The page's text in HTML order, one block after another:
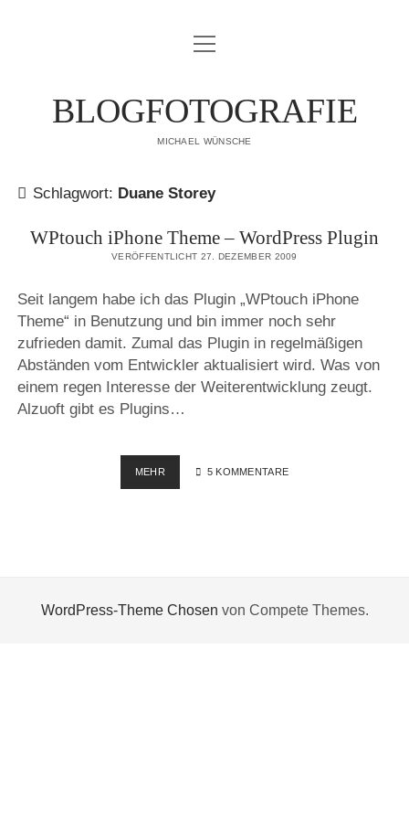
IMPRESSUM
Menü
öffnen
BLOGFOTOGRAFIE
MICHAEL WÜNSCHE
Schlagwort: Duane Storey
WPtouch iPhone Theme – WordPress Plugin
VERÖFFENTLICHT 27. DEZEMBER 2009
Seit langem habe ich das Plugin „WPtouch iPhone
Theme“ in Benutzung und bin immer noch sehr
zufrieden damit. Zumal das Plugin in regelmäßigen
Abständen vom Entwickler aktualisiert wird. Was von
einem regen Interesse der Weiterentwicklung zeugt.
Alzuoft gibt es Plugins…
MEHRWPTOUCH
IPHONE
5 KOMMENTARE
WordPress-Theme Chosen von Compete Themes.